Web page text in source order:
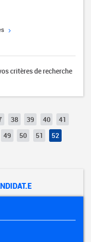
critères de recherche
38 39 40
41
49 50 51 52